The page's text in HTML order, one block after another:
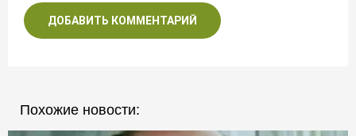
ДОБАВИТЬ КОММЕНТАРИЙ
Похожие новости: